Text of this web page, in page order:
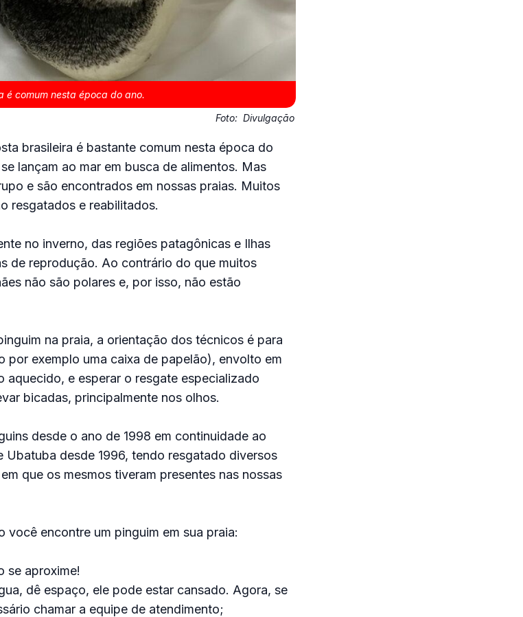
é comum nesta época do ano.
Foto: Divulgação
brasileira é bastante comum nesta época do
lançam ao mar em busca de alimentos. Mas
e são encontrados em nossas praias. Muitos
resgatados e reabilitados.
no inverno, das regiões patagônicas e Ilhas
de reprodução. Ao contrário do que muitos
não são polares e, por isso, não estão
na praia, a orientação dos técnicos é para
por exemplo uma caixa de papelão), envolto em
aquecido, e esperar o resgate especializado
bicadas, principalmente nos olhos.
desde o ano de 1998 em continuidade ao
desde 1996, tendo resgatado diversos
que os mesmos tiveram presentes nas nossas
você encontre um pinguim em sua praia:
se aproxime!
dê espaço, ele pode estar cansado. Agora, se
chamar a equipe de atendimento;